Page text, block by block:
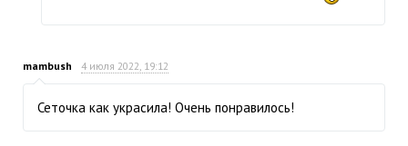
mambush 4 июля 2022, 19:12
Сеточка как украсила! Очень понравилось!